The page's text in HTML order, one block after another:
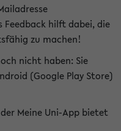
Feedback hilft dabei, die
zu machen!
nicht haben: Sie
(Google Play Store)
Meine Uni-App bietet